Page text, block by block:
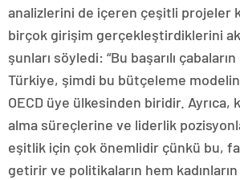
analizlerini de içeren çeşitli projeler
birçok girişim gerçekleştirdiklerini
şunları söyledi: “Bu başarılı
Türkiye, şimdi bu bütçeleme
OECD üye ülkesinden biridir. Ayrıca,
alma süreçlerine ve liderlik
eşitlik için çok önemlidir çünkü bu,
getirir ve politikaların hem